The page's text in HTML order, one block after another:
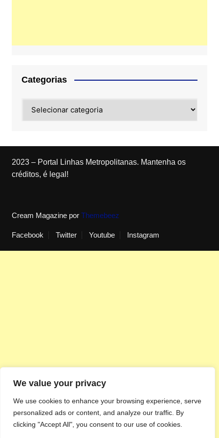
We value your privacy
We use cookies to enhance your browsing experience, serve
personalized ads or content, and analyze our traffic. By
clicking "Accept All", you consent to our use of cookies.
Categorias
2023 – Portal Linhas Metropolitanas. Mantenha os
créditos, é legal!
Cream Magazine por Themebeez
Facebook Twitter Youtube Instagram